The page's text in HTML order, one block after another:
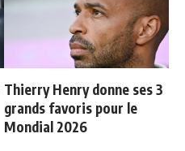
Thierry Henry donne ses 3
grands favoris pour le
Mondial 2026